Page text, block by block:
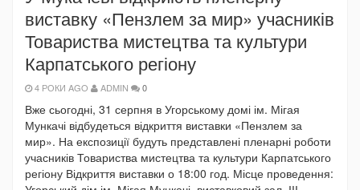
виставку «Пензлем за мир» учасників
Товариства мистецтва та культури
Карпатського регіону
4 РОКИ AGO ADMIN 0
Вже сьогодні, 31 серпня в Угорському домі ім. Мігая
Мункачі відбудеться відкриття виставки «Пензлем за
мир». На експозиції будуть представлені пленарні роботи
учасників Товариства мистецтва та культури Карпатського
регіону Відкриття виставки о 18:00 год. Місце проведення: